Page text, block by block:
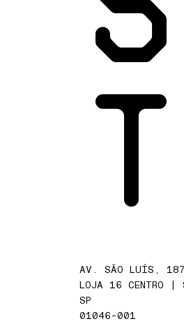
AV. SÃO LUÍS,
LOJA 16 CENTRO |
SP
01046-001